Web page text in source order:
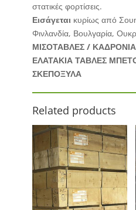
στατικές φορτίσεις.
Εισάγεται κυρίως από
Φινλανδία, Βουλγαρία,
ΜΙΣΟΤΑΒΛΕΣ /
ΕΛΑΤΑΚΙΑ ΤΑΒΛΕΣ
ΣΚΕΠΟΞΥΛΑ
Related products